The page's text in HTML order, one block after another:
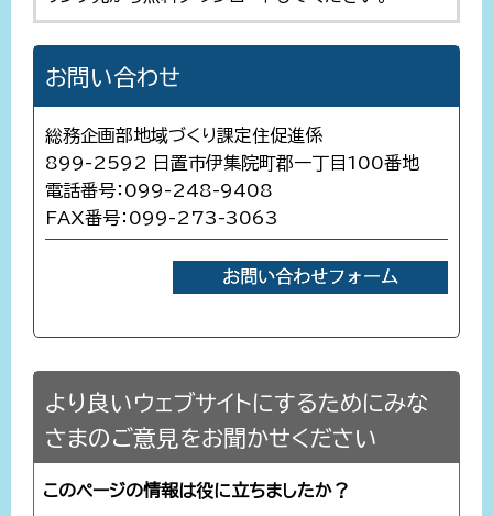
お問い合わせ
総務企画部地域づくり課定住促進係
899-2592 日置市伊集院町郡一丁目100番地
電話番号：099-248-9408
FAX番号：099-273-3063
より良いウェブサイトにするためにみな
さまのご意見をお聞かせください
このページの情報は役に立ちましたか？